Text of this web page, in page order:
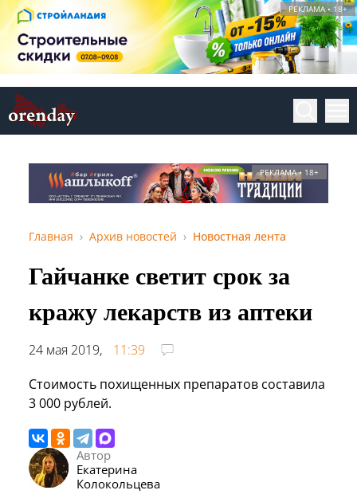
РЕКЛАМА • 18+
РЕКЛАМА • 18+
Главная Архив новостей Новостная лента
Гайчанке светит срок за
кражу лекарств из аптеки
24 мая 2019,
11:39
Стоимость похищенных препаратов составила
3 000 рублей.
Автор
Екатерина
Колокольцева